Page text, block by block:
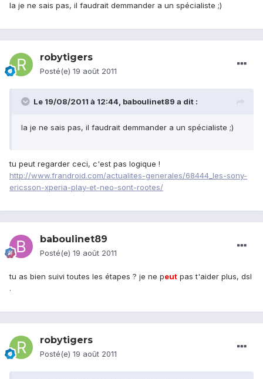
la je ne sais pas, il faudrait demmander a un spécialiste ;)
robytigers
Posté(e) 19 août 2011
Le 19/08/2011 à 12:44, baboulinet89 a dit :
la je ne sais pas, il faudrait demmander a un spécialiste ;)
tu peut regarder ceci, c'est pas logique !
http://www.frandroid.com/actualites-generales/68444_les-sony-
ericsson-xperia-play-et-neo-sont-rootes/
baboulinet89
Posté(e) 19 août 2011
tu as bien suivi toutes les étapes ? je ne peut pas t'aider plus, dsl
.
robytigers
Posté(e) 19 août 2011